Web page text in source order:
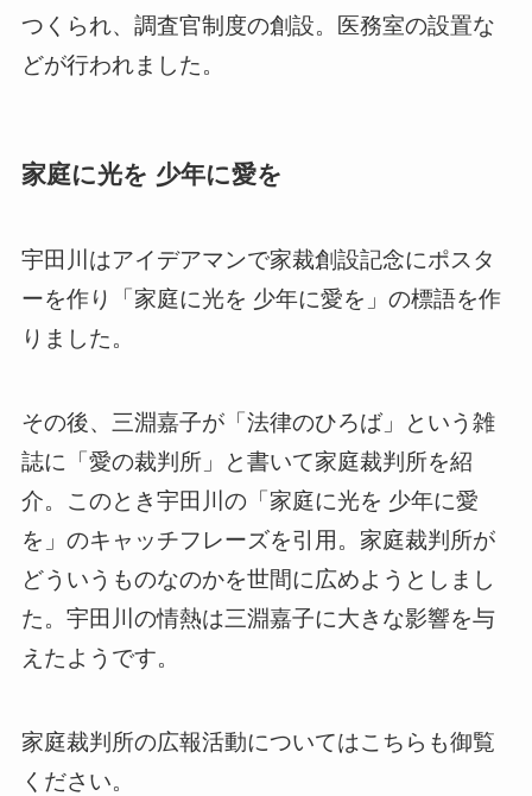
つくられ、調査官制度の創設。医務室の設置な
どが行われました。
家庭に光を 少年に愛を
宇田川はアイデアマンで家裁創設記念にポスタ
ーを作り「家庭に光を 少年に愛を」の標語を作
りました。
その後、三淵嘉子が「法律のひろば」という雑
誌に「愛の裁判所」と書いて家庭裁判所を紹
介。このとき宇田川の「家庭に光を 少年に愛
を」のキャッチフレーズを引用。家庭裁判所が
どういうものなのかを世間に広めようとしまし
た。宇田川の情熱は三淵嘉子に大きな影響を与
えたようです。
家庭裁判所の広報活動についてはこちらも御覧
ください。